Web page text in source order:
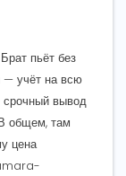
пьёт без
— учёт на всю
вывод
общем, там
цена